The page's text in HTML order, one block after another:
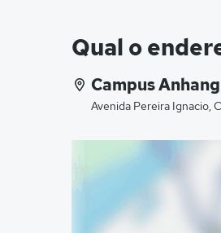
Qual o
Campus
Avenida Pereira Ignacio,